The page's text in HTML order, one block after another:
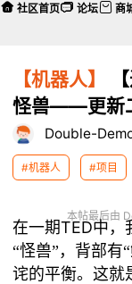
【机器人】
怪兽——更新
Double-
#机器人 #项目
本帖最后由
在一期TED中，
“怪兽” ，背部有“
诧的平衡。这就
社区首页 论坛 商